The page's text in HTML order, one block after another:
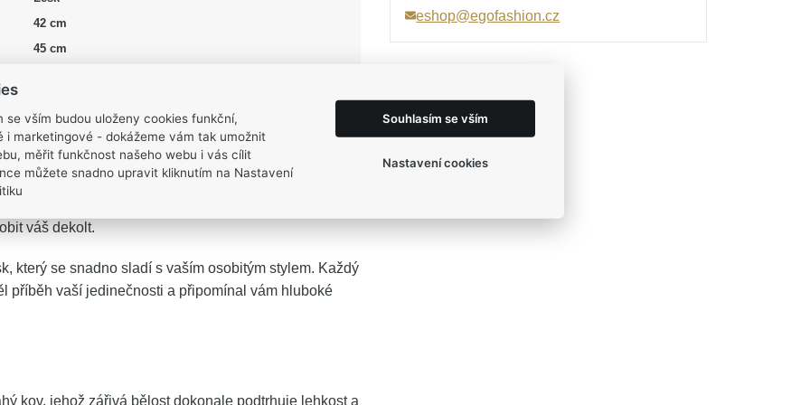
42 cm
45 cm
vstoupí do vašeho života jako krásný symbol
váš dekolt.
který se snadno sladí s vaším osobitým stylem. Každý
příběh vaší jedinečnosti a připomínal vám hluboké
kov, jehož zářivá bělost dokonale podtrhuje lehkost a
eshop@egofashion.cz
se vším budou uloženy cookies funkční,
i marketingové - dokážeme vám tak umožnit
měřit funkčnost našeho webu i vás cílit
můžete snadno upravit kliknutím na Nastavení
Souhlasím se vším
Nastavení cookies